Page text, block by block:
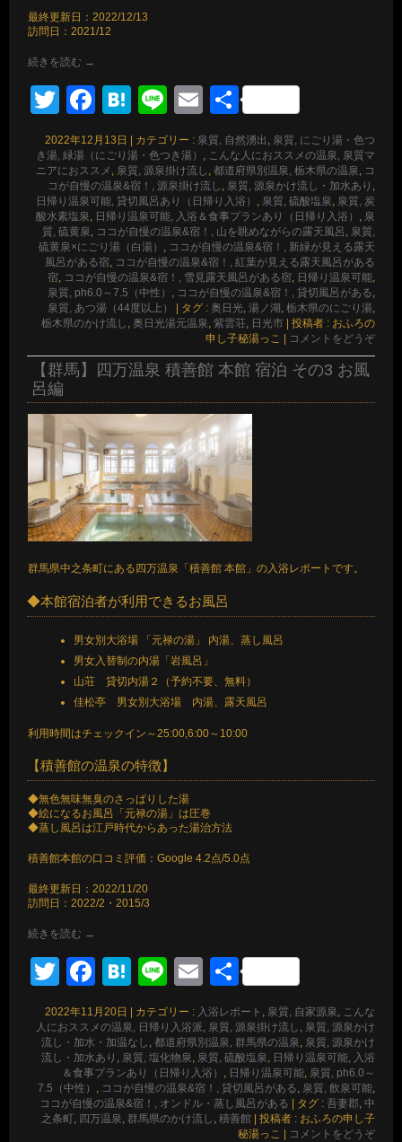
最終更新日：2022/12/13
訪問日：2021/12
続きを読む →
TwitterFacebook
Hatena
LineEmail
共
有
2022年12月13日 カテゴリー : 泉質, 自然湧出 , 泉質, にごり湯・色つ
き湯, 緑湯（にごり湯・色つき湯） , こんな人におススメの温泉, 泉質マ
ニアにおススメ , 泉質, 源泉掛け流し , 都道府県別温泉, 栃木県の温泉, コ
コが自慢の温泉&宿！, 源泉掛け流し , 泉質, 源泉かけ流し・加水あり ,
日帰り温泉可能, 貸切風呂あり（日帰り入浴） , 泉質, 硫酸塩泉, 泉質, 炭
酸水素塩泉, 日帰り温泉可能, 入浴＆食事プランあり（日帰り入浴） , 泉
質, 硫黄泉, ココが自慢の温泉&宿！, 山を眺めながらの露天風呂 , 泉質,
硫黄泉×にごり湯（白湯） , ココが自慢の温泉&宿！, 新緑が見える露天
風呂がある宿, ココが自慢の温泉&宿！, 紅葉が見える露天風呂がある
宿, ココが自慢の温泉&宿！, 雪見露天風呂がある宿, 日帰り温泉可能,
泉質, ph6.0～7.5（中性） , ココが自慢の温泉&宿！, 貸切風呂がある,
泉質, あつ湯（44度以上）
タグ : 奥日光, 湯ノ湖 , 栃木県のにごり湯,
栃木県のかけ流し , 奥日光湯元温泉, 紫雲荘, 日光市
投稿者 : おふろの
申し子秘湯っこ
コメントをどうぞ
【群馬】四万温泉 積善館 本館 宿泊 その3 お風
呂編
群馬県中之条町にある四万温泉「積善館 本館」の入浴レポートです。
◆本館宿泊者が利用できるお風呂
男女別大浴場 「元禄の湯」 内湯、蒸し風呂
男女入替制の内湯「岩風呂」
山荘 貸切内湯２（予約不要、無料）
佳松亭 男女別大浴場 内湯、露天風呂
利用時間はチェックイン～25:00,6:00～10:00
【積善館の温泉の特徴】
◆無色無味無臭のさっぱりした湯
◆絵になるお風呂「元禄の湯」は圧巻
◆蒸し風呂は江戸時代からあった湯治方法
積善館本館の口コミ評価：Google 4.2点/5.0点
最終更新日：2022/11/20
訪問日：2022/2・2015/3
続きを読む →
TwitterFacebook
Hatena
LineEmail
共
有
2022年11月20日 カテゴリー : 入浴レポート , 泉質, 自家源泉, こんな
人におススメの温泉, 日帰り入浴派, 泉質, 源泉掛け流し , 泉質, 源泉かけ
流し・加水・加温なし , 都道府県別温泉, 群馬県の温泉, 泉質, 源泉かけ
流し・加水あり , 泉質, 塩化物泉, 泉質, 硫酸塩泉, 日帰り温泉可能, 入浴
＆食事プランあり（日帰り入浴） , 日帰り温泉可能, 泉質, ph6.0～
7.5（中性） , ココが自慢の温泉&宿！, 貸切風呂がある, 泉質, 飲泉可能,
ココが自慢の温泉&宿！, オンドル・蒸し風呂がある
タグ : 吾妻郡, 中
之条町, 四万温泉, 群馬県のかけ流し , 積善館
投稿者 : おふろの申し子
秘湯っこ
コメントをどうぞ